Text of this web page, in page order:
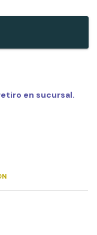
en sucursal.